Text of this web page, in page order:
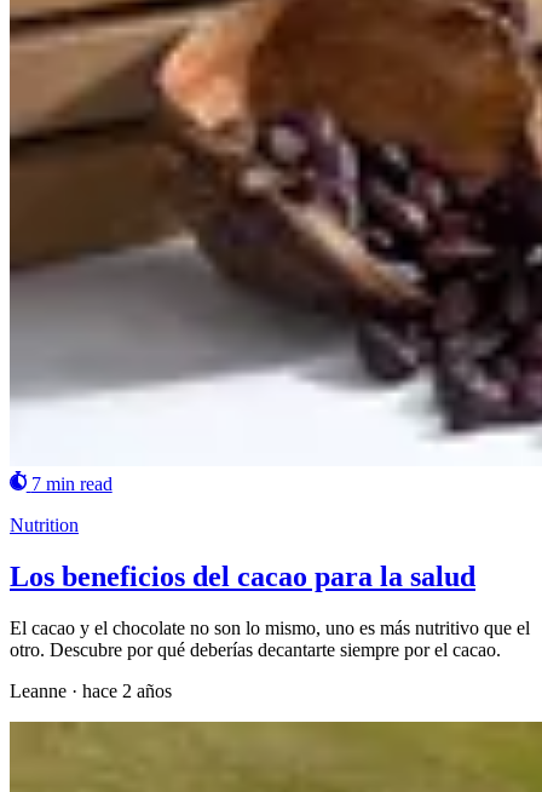
7 min read
Nutrition
Los beneficios del cacao para la salud
El cacao y el chocolate no son lo mismo, uno es más nutritivo que el
otro. Descubre por qué deberías decantarte siempre por el cacao.
Leanne · hace 2 años